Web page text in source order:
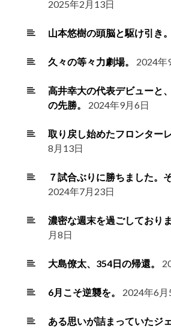
2025年2月13日
山本悠樹の頭脳と駆け引き。
久々の等々力劇場。 2024年
高井幸大の代表デビューと
の先勝。
2024年9月6日
取り戻し始めたフロンター
8月13日
７試合ぶりに勝ちました。
2024年7月23日
濃密な週末を過ごしておりま
月8日
大島僚太、354日の帰還。
6月こそ逆襲を。 2024年6月
ある思いが詰まっていたジ